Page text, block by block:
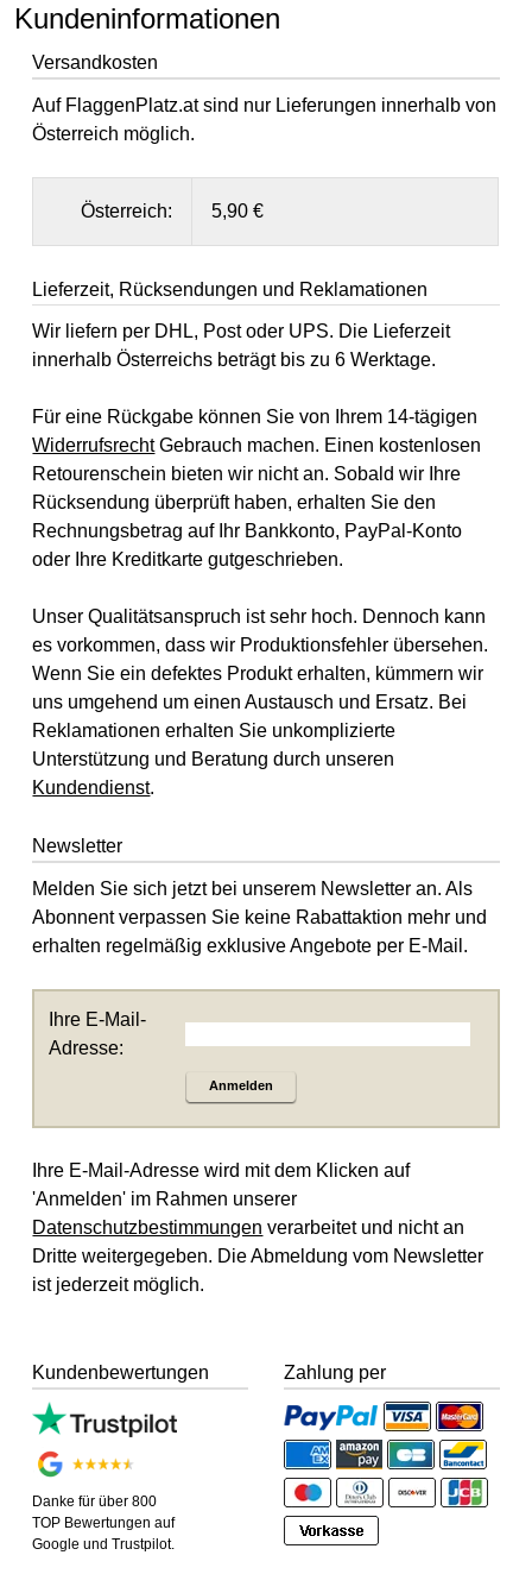
Kundeninformationen
Versandkosten
Auf FlaggenPlatz.at sind nur Lieferungen innerhalb von
Österreich möglich.
Österreich: 5,90 €
Lieferzeit, Rücksendungen und Reklamationen
Wir liefern per DHL, Post oder UPS. Die Lieferzeit
innerhalb Österreichs beträgt bis zu 6 Werktage.
Für eine Rückgabe können Sie von Ihrem 14-tägigen
WiderrufsrechtGebrauch machen. Einen kostenlosen
Retourenschein bieten wir nicht an. Sobald wir Ihre
Rücksendung überprüft haben, erhalten Sie den
Rechnungsbetrag auf Ihr Bankkonto, PayPal-Konto
oder Ihre Kreditkarte gutgeschrieben.
Unser Qualitätsanspruch ist sehr hoch. Dennoch kann
es vorkommen, dass wir Produktionsfehler übersehen.
Wenn Sie ein defektes Produkt erhalten, kümmern wir
uns umgehend um einen Austausch und Ersatz. Bei
Reklamationen erhalten Sie unkomplizierte
Unterstützung und Beratung durch unseren
Kundendienst.
Newsletter
Melden Sie sich jetzt bei unserem Newsletter an. Als
Abonnent verpassen Sie keine Rabattaktion mehr und
erhalten regelmäßig exklusive Angebote per E-Mail.
Ihre E-Mail-
Adresse:
Anmelden
Ihre E-Mail-Adresse wird mit dem Klicken auf
'Anmelden' im Rahmen unserer
Datenschutzbestimmungen verarbeitet und nicht an
Dritte weitergegeben. Die Abmeldung vom Newsletter
ist jederzeit möglich.
Kundenbewertungen
Danke für über 800
TOP Bewertungen auf
Google und Trustpilot.
Zahlung per